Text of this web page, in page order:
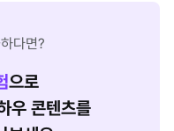
다면?
으로
우 콘텐츠를